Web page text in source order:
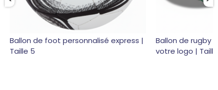
Ballon de foot personnalisé express |
Taille 5
Ballon de rugby
votre logo |